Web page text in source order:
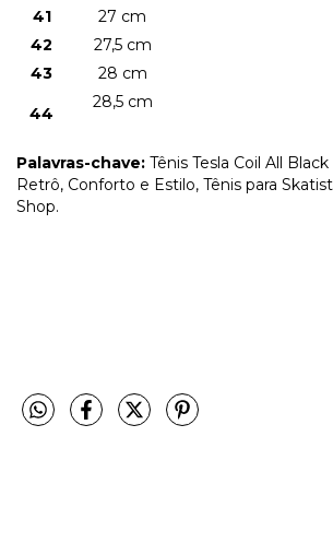
41
27 cm
42
27,5 cm
43
28 cm
44
28,5 cm
Palavras-chave: Tênis Tesla Coil All
Retrô, Conforto e Estilo, Tênis para
Shop.